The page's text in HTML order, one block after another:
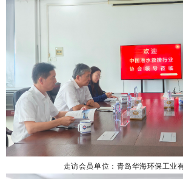
走访会员单位：青岛华海环保工业